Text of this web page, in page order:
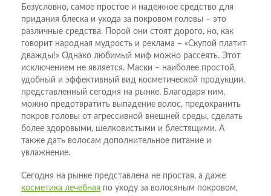
Безусловно, самое простое и надежное средство для
придания блеска и ухода за покровом головы – это
различные средства. Порой они стоят дорого, но, как
говорит народная мудрость и реклама – «Скупой платит
дважды!» Однако любимый миф можно рассеять. Этот
исключением не является. Маски – наиболее простой,
удобный и эффективный вид косметической продукции,
представленный сегодня на рынке. Благодаря ним,
можно предотвратить выпадение волос, предохранить
покров головы от агрессивной внешней среды, сделать
более здоровыми, шелковистыми и блестящими. А
также дать волосам дополнительное питание и
увлажнение.
Сегодня на рынке представлена не простая, а даже
косметика лечебная по уходу за волосяным покровом,